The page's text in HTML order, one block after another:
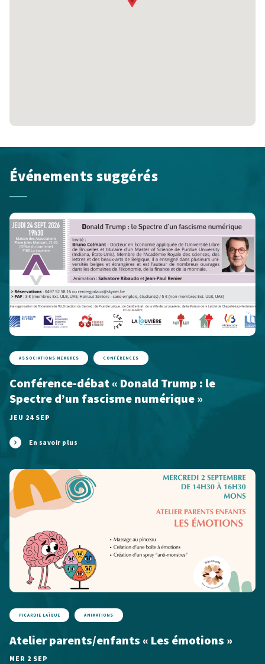
Événements suggérés
ASSOCIATIONS MEMBRES CONFÉRENCES
Conférence-débat « Donald Trump : le
Spectre d’un fascisme numérique »
JEU 24 SEP
En savoir plus
PICARDIE LAÏQUE ANIMATIONS
Atelier parents/enfants « Les émotions »
MER 2 SEP